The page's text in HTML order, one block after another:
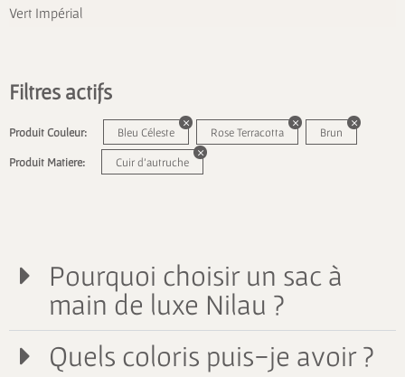
Vert Impérial
Filtres actifs
Produit Couleur: Bleu Céleste Rose Terracotta Brun
Produit Matiere: Cuir d'autruche
Pourquoi choisir un sac à
main de luxe Nilau ?
Quels coloris puis-je avoir ?